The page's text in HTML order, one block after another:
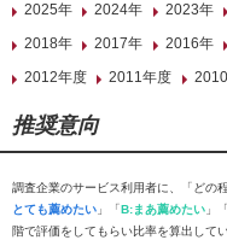
2025年
2024年 2023年
2018年
2017年 2016年
2012年度
2011年度
推奨意向
調査企業のサービス利用者に、「どの
とても薦めたい 」「B:まあ薦めたい 」「
階で評価をしてもらい比率を算出してい